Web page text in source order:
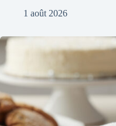
1 août 2026